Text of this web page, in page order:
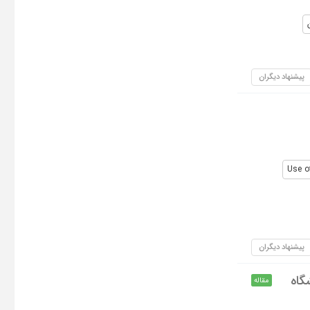
پیشنهاد دیگران
Use
پیشنهاد دیگران
مقاله